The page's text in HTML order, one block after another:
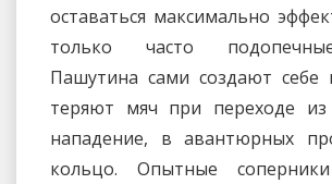
оставаться максимально
только часто
Пашутина сами создают себе
теряют мяч при переходе
нападение, в авантюрных
кольцо. Опытные